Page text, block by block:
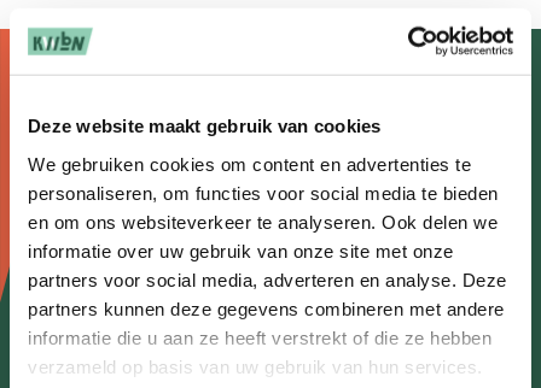
Deze website maakt gebruik van cookies
We gebruiken cookies om content en advertenties te
personaliseren, om functies voor social media te bieden
en om ons websiteverkeer te analyseren. Ook delen we
informatie over uw gebruik van onze site met onze
partners voor social media, adverteren en analyse. Deze
partners kunnen deze gegevens combineren met andere
informatie die u aan ze heeft verstrekt of die ze hebben
verzameld op basis van uw gebruik van hun services.
l
o
a
navigatie
Over wandelen
Nieuws
Agenda
Kennisplein
Over ons
Contact